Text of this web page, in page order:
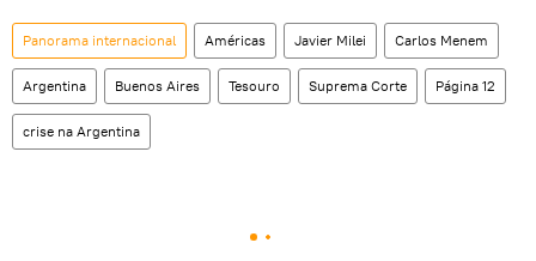
Panorama internacional Américas Javier Milei Carlos Menem
Argentina Buenos Aires Tesouro Suprema Corte Página 12
crise na Argentina